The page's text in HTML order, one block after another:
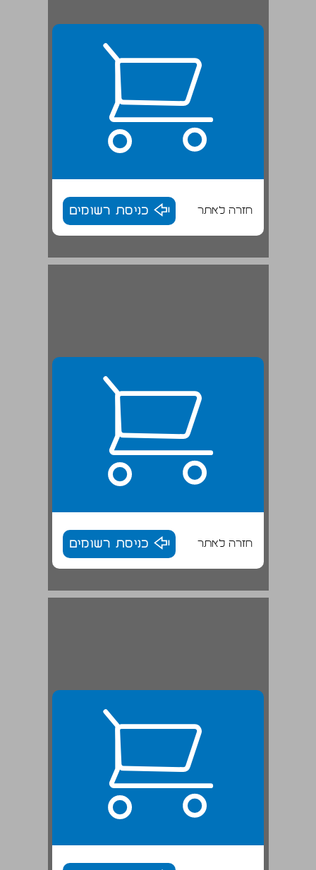
חזרה לאתר כניסת רשומים
חזרה לאתר כניסת רשומים